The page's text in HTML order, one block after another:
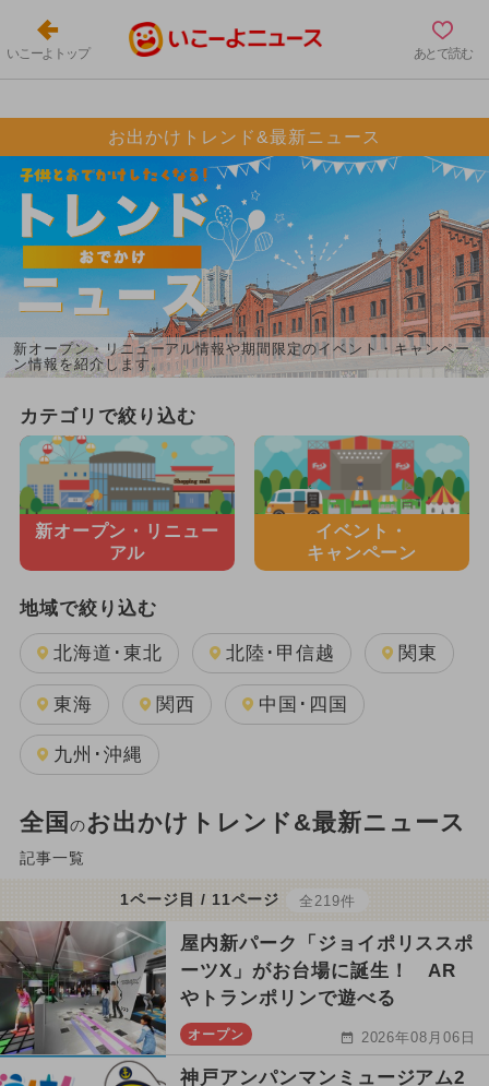
いこーよトップ あとで読む
お出かけトレンド&最新ニュース
新オープン・リニューアル情報や期間限定のイベント・キャンペー
ン情報を紹介します。
カテゴリで絞り込む
新オープン・ リニュー
アル
イベント・
キャンペーン
地域で絞り込む
北海道･東北 北陸･甲信越 関東
東海 関西 中国･四国
九州･沖縄
全国 のお出かけトレンド&最新ニュース
記事一覧
1ページ目 / 11ページ 全219件
屋内新パーク「ジョイポリススポ
ーツX」がお台場に誕生！ AR
やトランポリンで遊べる
オープン 2026年08月06日
神戸アンパンマンミュージアム2